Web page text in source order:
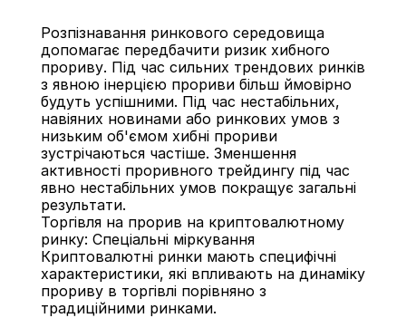
Розпізнавання ринкового середовища
допомагає передбачити ризик хибного
прориву. Під час сильних трендових ринків
з явною інерцією прориви більш ймовірно
будуть успішними. Під час нестабільних,
навіяних новинами або ринкових умов з
низьким об'ємом хибні прориви
зустрічаються частіше. Зменшення
активності проривного трейдингу під час
явно нестабільних умов покращує загальні
результати.
Торгівля на прорив на криптовалютному
ринку: Спеціальні міркування
Криптовалютні ринки мають специфічні
характеристики, які впливають на динаміку
прориву в торгівлі порівняно з
традиційними ринками.